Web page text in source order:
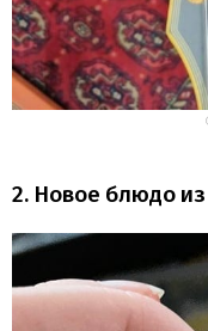
2. Новое блюдо